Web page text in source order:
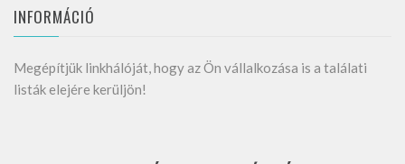
INFORMÁCIÓ
Megépítjük linkhálóját, hogy az Ön vállalkozása is a találati
listák elejére kerüljön!